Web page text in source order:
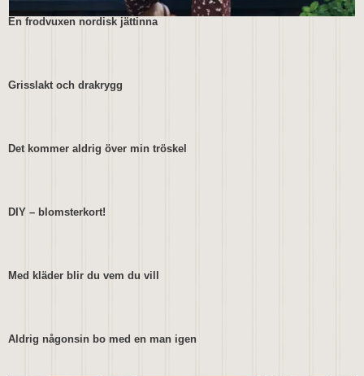
En frodvuxen nordisk jättinna
Grisslakt och drakrygg
Det kommer aldrig över min tröskel
DIY – blomsterkort!
Med kläder blir du vem du vill
Aldrig någonsin bo med en man igen